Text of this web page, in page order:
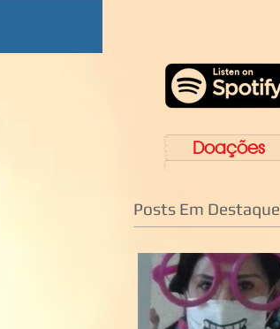
Doações
Posts Em Destaque